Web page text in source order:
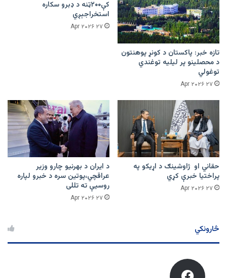
تازه خبر: پاکستان د کونړ پوهنتون
د محصلینو پر لیلیه توغندي
توغولي
۲۷ Apr ۲۰۲۶
کې۲۰۰ټنه د ډبرو سکاره
استخراجېږي
۲۷ Apr ۲۰۲۶
حقاني او ژاوشینګ د اړیکو په
پراختیا خبرې کړي
۲۷ Apr ۲۰۲۶
د ایران د بهرنیو چارو وزیر
عراقچي،پوتین سره د خبرو لپاره
روسیې ته تللی
۲۷ Apr ۲۰۲۶
څارونکي